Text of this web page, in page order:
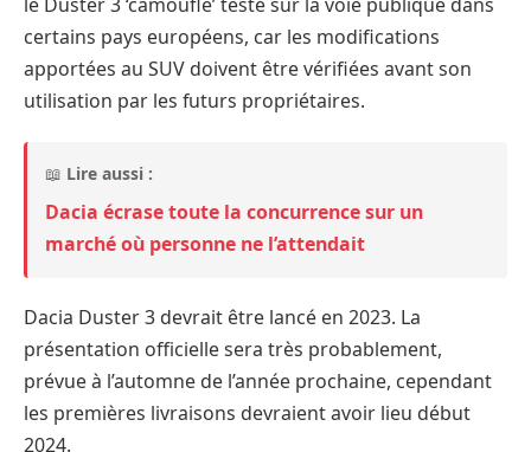
certains pays européens, car les modifications
apportées au SUV doivent être vérifiées avant son
utilisation par les futurs propriétaires.
📖 Lire aussi :
Dacia écrase toute la concurrence sur un
marché où personne ne l’attendait
Dacia Duster 3 devrait être lancé en 2023. La
présentation officielle sera très probablement,
prévue à l’automne de l’année prochaine, cependant
les premières livraisons devraient avoir lieu début
2024.